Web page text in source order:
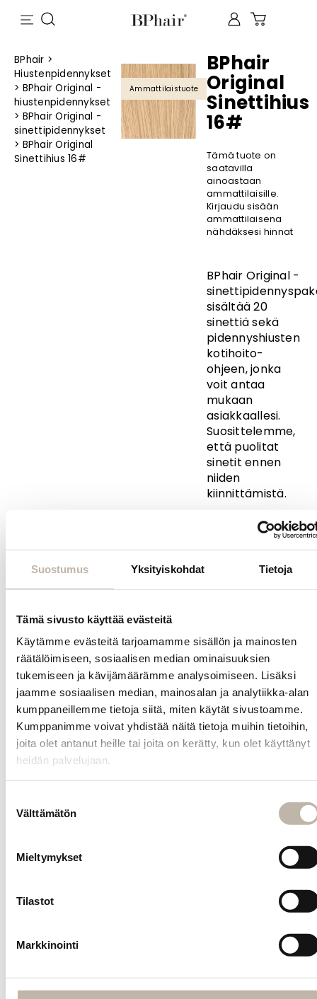
Suostumus Yksityiskohdat Tietoja
Tämä sivusto käyttää evästeitä
Käytämme evästeitä tarjoamamme sisällön ja mainosten
räätälöimiseen, sosiaalisen median ominaisuuksien
tukemiseen ja kävijämäärämme analysoimiseen. Lisäksi
jaamme sosiaalisen median, mainosalan ja analytiikka-alan
kumppaneillemme tietoja siitä, miten käytät sivustoamme.
Kumppanimme voivat yhdistää näitä tietoja muihin tietoihin,
joita olet antanut heille tai joita on kerätty, kun olet käyttänyt
heidän palvelujaan.
valinta
Välttämätön
Mieltymykset
Tilastot
Markkinointi
BPhair >
Hiustenpidennykset
> BPhair Original -
hiustenpidennykset
> BPhair Original -
sinettipidennykset
> BPhair Original
Sinettihius 16#
Ammattilaistuote
BPhair
Original
Sinettihius
16#
Tämä tuote on
saatavilla
ainoastaan
ammattilaisille.
Kirjaudu sisään
ammattilaisena
nähdäksesi hinnat
BPhair Original -
sisältää 20
sinettiä sekä
pidennyshiusten
kotihoito-
ohjeen, jonka
voit antaa
mukaan
asiakkaallesi.
Suosittelemme,
että puolitat
sinetit ennen
niiden
kiinnittämistä.
BPhair Originalin
sävy 16# on
tummanvaalea
ja vastaa noin 9
on saatavilla 9
luonnollista
sävyä.
Kysy
tuotteesta
INFO
Yhteystiedot
Tilauksen peruutus
Vastuullisuus
Usein kysytyt kysymykset